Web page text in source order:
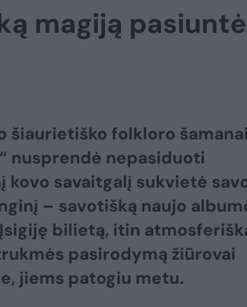
magiją pasiuntė
šiaurietiško folkloro
nusprendė nepasiduoti
savaitgalį sukvietė
– savotišką naujo
bilietą, itin
pasirodymą žiūrovai
jiems patogiu metu.